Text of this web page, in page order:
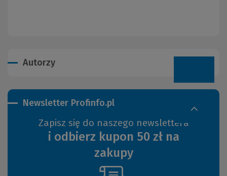
Autorzy
Newsletter Profinfo.pl
Zapisz się do naszego newslettera
i odbierz kupon 50 zł na
zakupy